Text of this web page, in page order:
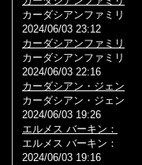
カーダシアンファミリ
2024/06/03 23:12
カーダシアンファミリ
カーダシアンファミリ
2024/06/03 22:16
カーダシアン・ジェン
カーダシアン・ジェン
2024/06/03 19:26
エルメス バーキン：
エルメス バーキン：
2024/06/03 19:16